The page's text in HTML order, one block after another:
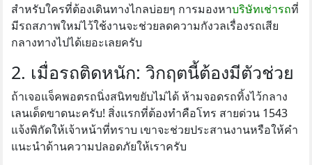
สำหรับใครที่ต้องเดินทางไกลบ่อยๆ การมองหาบริษัทเช่ารถที่
มีรถสภาพใหม่ไว้ใช้งานจะช่วยลดความกังวลเรื่องรถเสีย
กลางทางไปได้เยอะเลยครับ
2. เมื่อรถติดหนัก: วิกฤตนี้ต้องมีตัวช่วย
ถ้าเจอแจ็คพอตรถนิ่งสนิทขยับไม่ได้ ห้ามจอดรถทิ้งไว้กลาง
เลนเด็ดขาดนะครับ! สิ่งแรกที่ต้องทำคือโทร สายด่วน 1543
แจ้งพิกัดให้เจ้าหน้าที่ทราบ เขาจะช่วยประสานงานหรือให้คำ
แนะนำด้านความปลอดภัยให้เราครับ